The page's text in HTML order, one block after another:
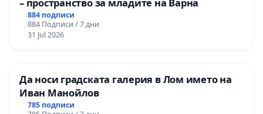
– пространство за младите на Варна
884 подписи
884 Подписи / 7 дни
31 Jul 2026
Да носи градската галерия в Лом името на
Иван Манойлов
785 подписи